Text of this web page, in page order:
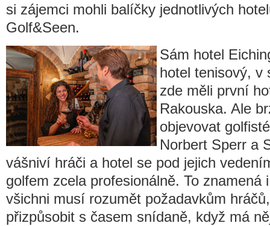
si zájemci mohli balíčky jednotlivých
Golf&Seen.
Sám hotel
hotel tenisový, v
zde měli první
Rakouska. Ale
objevovat
Norbert Sperr a
vášniví hráči a hotel se pod jejich
golfem zcela profesionálně. To znamená
všichni musí rozumět požadavkům
přizpůsobit s časem snídaně, když má